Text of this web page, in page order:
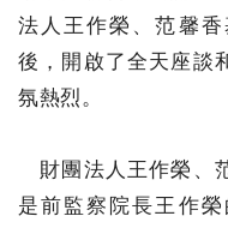
法人王作榮、范馨
後，開啟了全天座談
氛熱烈。
財團法人王作榮、
是前監察院長王作